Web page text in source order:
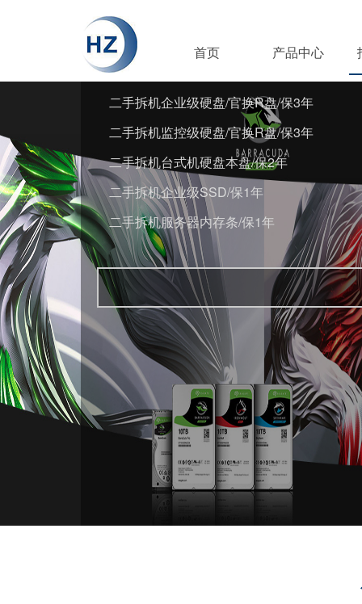
首页 产品中心
二手拆机企业级硬盘/官换R盘/保3年
二手拆机监控级硬盘/官换R盘/保3年
二手拆机台式机硬盘本盘/保2年
二手拆机企业级SSD/保1年
二手拆机服务器内存条/保1年